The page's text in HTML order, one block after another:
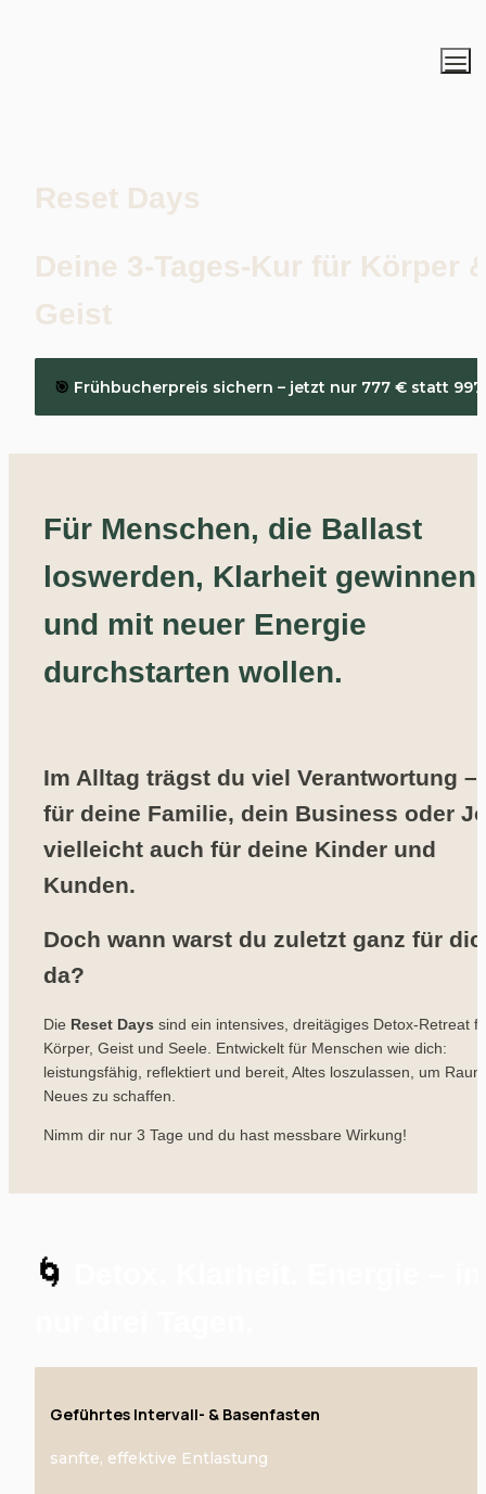
Reset Days
Deine 3-Tages-Kur für Körper
Geist
🎯 Frühbucherpreis sichern – jetzt nur 777 € statt
Für Menschen, die Ballast
loswerden, Klarheit gewinnen
und mit neuer Energie
durchstarten wollen.
Im Alltag trägst du viel Verantwortung –
für deine Familie, dein Business oder
vielleicht auch für deine Kinder und
Kunden.
Doch wann warst du zuletzt ganz für
da?
Die Reset Days sind ein intensives, dreitägiges Detox-Retreat
Körper, Geist und Seele. Entwickelt für Menschen wie dich:
leistungsfähig, reflektiert und bereit, Altes loszulassen, um
Neues zu schaffen.
Nimm dir nur 3 Tage und du hast messbare Wirkung!
🌀
Geführtes Intervall- & Basenfasten
sanfte, effektive Entlastung